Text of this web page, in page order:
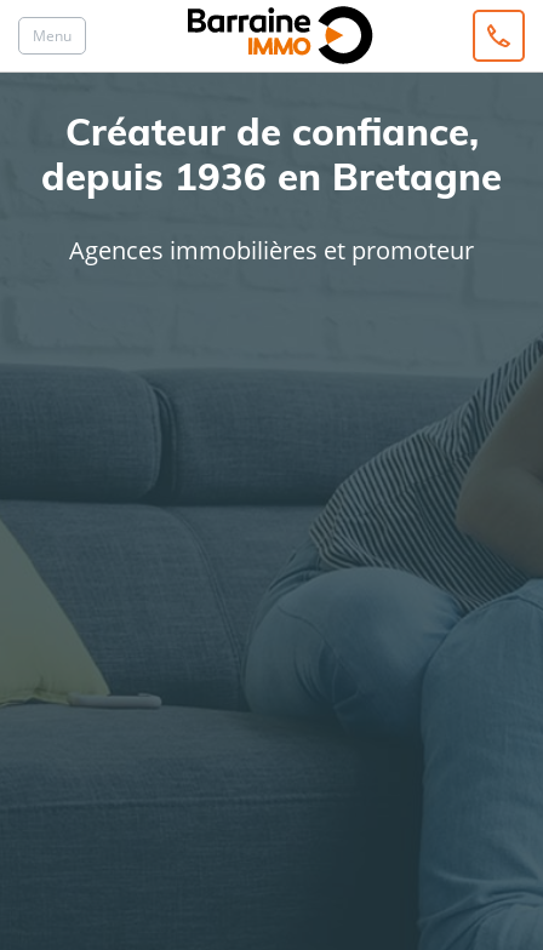
Menu
Créateur de confiance,
depuis 1936 en Bretagne
Agences immobilières et promoteur
Rayon